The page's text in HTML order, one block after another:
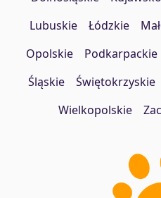
Lubuskie
Łódzkie
Opolskie
Podkarpackie
Śląskie
Świętokrzyskie
Wielkopolskie